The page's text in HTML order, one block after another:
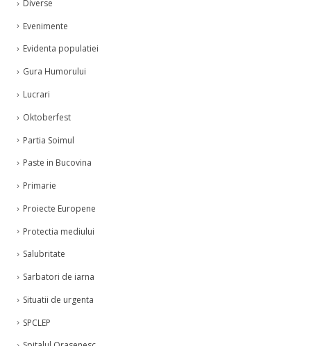
Diverse
Evenimente
Evidenta populatiei
Gura Humorului
Lucrari
Oktoberfest
Partia Soimul
Paste in Bucovina
Primarie
Proiecte Europene
Protectia mediului
Salubritate
Sarbatori de iarna
Situatii de urgenta
SPCLEP